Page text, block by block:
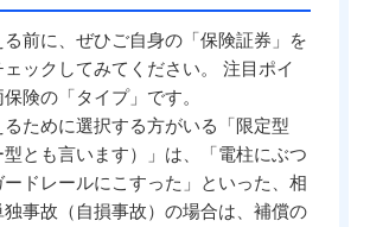
前に、ぜひご自身の「保険証券」を
ックしてみてください。 注目ポイ
険の「タイプ」です。
ために選択する方がいる「限定型
型とも言います）」は、「電柱にぶつ
ドレールにこすった」といった、相
事故（自損事故）の場合は、補償の